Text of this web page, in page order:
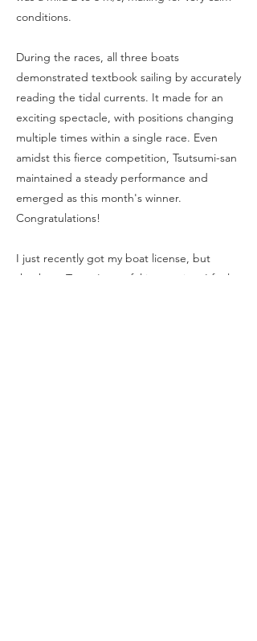
conditions.
During the races, all three boats
demonstrated textbook sailing by accurately
reading the tidal currents. It made for an
exciting spectacle, with positions changing
multiple times within a single race. Even
amidst this fierce competition, Tsutsumi-san
maintained a steady performance and
emerged as this month's winner.
Congratulations!
I just recently got my boat license, but
thanks to Ta-san's careful instruction, I feel